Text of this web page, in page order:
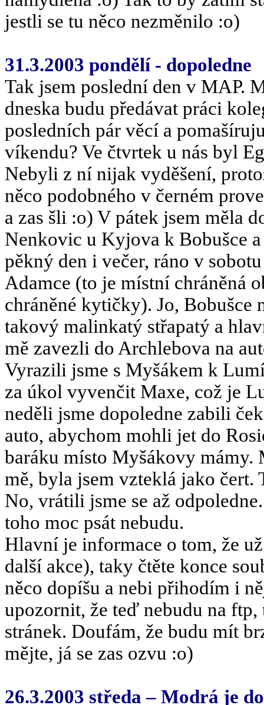
jestli se tu něco nezměnilo :o)
31.3.2003 pondělí - dopoledne
Tak jsem poslední den v MAP.
dneska budu předávat práci
posledních pár věcí a
víkendu? Ve čtvrtek u nás byl
Nebyli z ní nijak vyděšení,
něco podobného v černém
a zas šli :o) V pátek jsem měla
Nenkovic u Kyjova k Bobušce
pěkný den i večer, ráno v
Adamce (to je místní chráněná
chráněné kytičky). Jo, Bobušce
takový malinkatý střapatý a
mě zavezli do Archlebova na
Vyrazili jsme s Myšákem k
za úkol vyvenčit Maxe, což je
neděli jsme dopoledne zabili
auto, abychom mohli jet do
baráku místo Myšákovy mámy.
mě, byla jsem vzteklá jako čert.
No, vrátili jsme se až
toho moc psát nebudu.
Hlavní je informace o tom, že
další akce), taky čtěte konce
něco dopíšu a nebi přihodím i
upozornit, že teď nebudu na ftp,
stránek. Doufám, že budu mít
mějte, já se zas ozvu :o)
26.3.2003 středa – Modrá je